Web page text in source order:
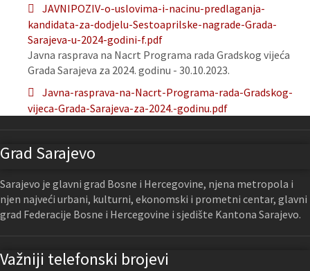
JAVNIPOZIV-o-uslovima-i-nacinu-predlaganja-
kandidata-za-dodjelu-Sestoaprilske-nagrade-Grada-
Sarajeva-u-2024-godini-f.pdf
Javna rasprava na Nacrt Programa rada Gradskog vijeća
Grada Sarajeva za 2024. godinu - 30.10.2023.
Javna-rasprava-na-Nacrt-Programa-rada-Gradskog-
vijeca-Grada-Sarajeva-za-2024.-godinu.pdf
Grad Sarajevo
Sarajevo je glavni grad Bosne i Hercegovine, njena metropola i
njen najveći urbani, kulturni, ekonomski i prometni centar, glavni
grad Federacije Bosne i Hercegovine i sjedište Kantona Sarajevo.
Važniji telefonski brojevi